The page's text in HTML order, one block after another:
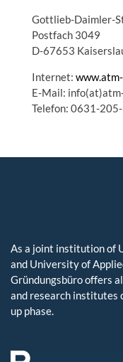
Gottlieb-Daimler-
Postfach 3049
D-67653
Internet:
E-Mail:
Telefon: 0631-
As a joint institution of
and University of
Gründungsbüro offers
and research institutes
up phase.